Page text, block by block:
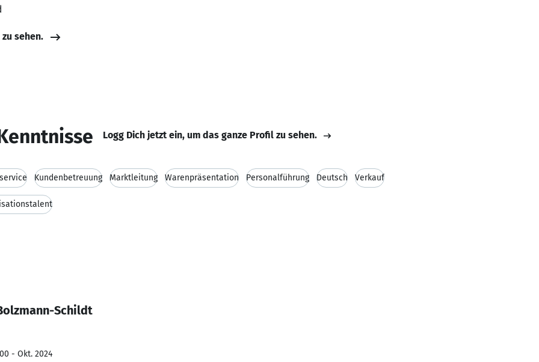
sehen.
Logg Dich jetzt ein, um das ganze Profil zu sehen.
Kundenbetreuung Marktleitung Warenpräsentation Personalführung Deutsch Verkauf
Schildt
- Okt. 2024